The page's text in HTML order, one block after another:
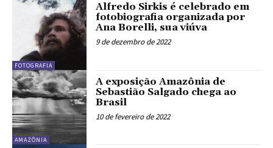
FOTOGRAFIA
Alfredo Sirkis é celebrado em
fotobiografia organizada por
Ana Borelli, sua viúva
9 de dezembro de 2022
AMAZÔNIA
A exposição Amazônia de
Sebastião Salgado chega ao
Brasil
10 de fevereiro de 2022